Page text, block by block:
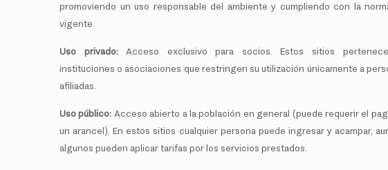
promoviendo un uso responsable del ambiente y cumpliendo con la
vigente.
Uso privado:Acceso exclusivo para socios. Estos sitios
instituciones o asociaciones que restringen su utilización únicamente a
afiliadas.
Uso público: Acceso abierto a la población en general (puede requerir el
un arancel). En estos sitios cualquier persona puede ingresar y acampar,
algunos pueden aplicar tarifas por los servicios prestados.